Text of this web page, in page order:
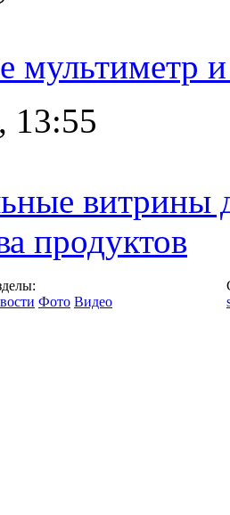
мультиметр
13:55
витрины
продуктов
Фото Видео